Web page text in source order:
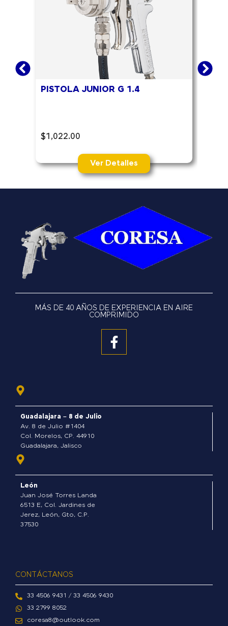
PISTOLA JUNIOR G 1.4
$1,022.00
Ver Detalles
MÁS DE 40 AÑOS DE EXPERIENCIA EN AIRE
COMPRIMIDO
F
a
Guadalajara – 8 de Julio
Av. 8 de Julio #1404
Col. Morelos, CP. 44910
Guadalajara, Jalisco
León
Juan José Torres Landa
6513 E, Col. Jardines de
Jerez, León, Gto, C.P.
37530
CONTÁCTANOS
33 4506 9431 / 33 4506 9430
33 2799 8052
coresa8@outlook.com